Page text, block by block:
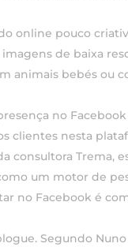
online pouco
de baixa
animais bebés ou
no
clientes nesta
consultora Trema,
um motor de
no Facebook é
Segundo